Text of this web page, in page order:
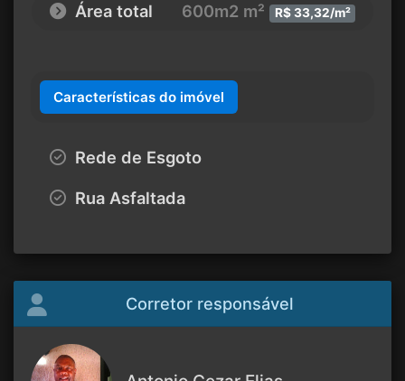
Área total
600m2 m² R$ 33,32/m²
Características do imóvel
Rede de Esgoto
Rua Asfaltada
Corretor responsável